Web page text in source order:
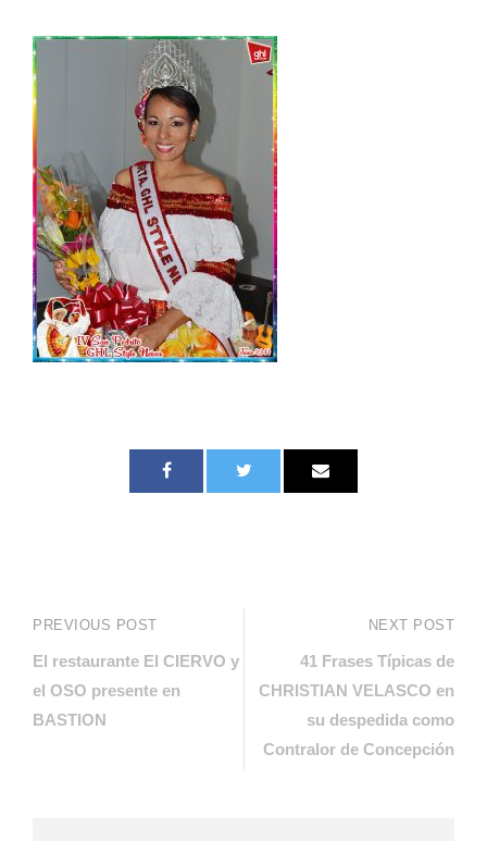
PREVIOUS POST
El restaurante El CIERVO y
el OSO presente en
BASTION
NEXT POST
41 Frases Típicas de
CHRISTIAN VELASCO en
su despedida como
Contralor de Concepción